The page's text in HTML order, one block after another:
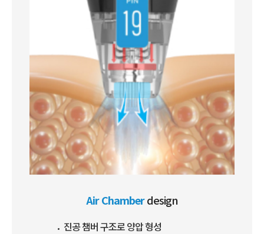
Air Chamberdesign
진공 챔버 구조로 양압 형성